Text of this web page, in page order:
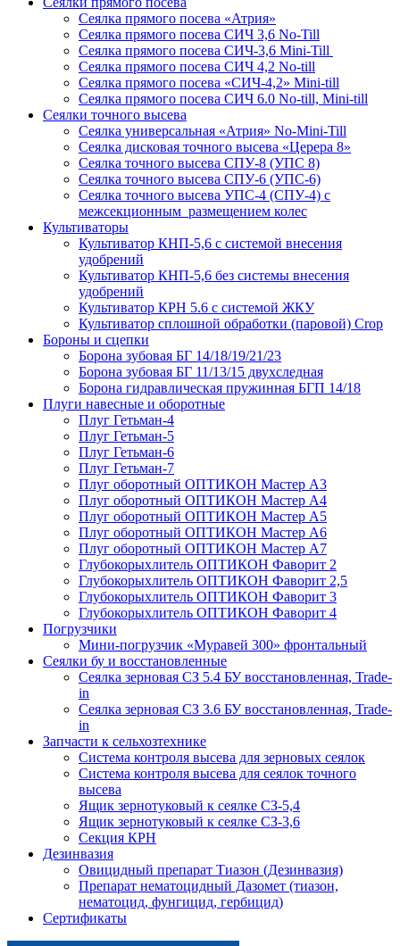
Сеялка прямого посева «Атрия»
Сеялка прямого посева СИЧ 3,6 No-Till
Сеялка прямого посева СИЧ-3,6 Mini-Till
Сеялка прямого посева СИЧ 4,2 No-till
Сеялка прямого посева «СИЧ-4,2» Mini-till
Сеялка прямого посева СИЧ 6.0 No-till, Mini-till
Сеялки точного высева
Сеялка универсальная «Атрия» No-Mini-Till
Сеялка дисковая точного высева «Церера 8»
Сеялка точного высева СПУ-8 (УПС 8)
Сеялка точного высева СПУ-6 (УПС-6)
Сеялка точного высева УПС-4 (СПУ-4) с
межсекционным размещением колес
Культиваторы
Культиватор КНП-5,6 с системой внесения
удобрений
Культиватор КНП-5,6 без системы внесения
удобрений
Культиватор КРН 5.6 с системой ЖКУ
Культиватор сплошной обработки (паровой) Crop
Бороны и сцепки
Борона зубовая БГ 14/18/19/21/23
Борона зубовая БГ 11/13/15 двухследная
Борона гидравлическая пружинная БГП 14/18
Плуги навесные и оборотные
Плуг Гетьман-4
Плуг Гетьман-5
Плуг Гетьман-6
Плуг Гетьман-7
Плуг оборотный ОПТИКОН Мастер А3
Плуг оборотный ОПТИКОН Мастер А4
Плуг оборотный ОПТИКОН Мастер А5
Плуг оборотный ОПТИКОН Мастер А6
Плуг оборотный ОПТИКОН Мастер А7
Глубокорыхлитель ОПТИКОН Фаворит 2
Глубокорыхлитель ОПТИКОН Фаворит 2,5
Глубокорыхлитель ОПТИКОН Фаворит 3
Глубокорыхлитель ОПТИКОН Фаворит 4
Погрузчики
Мини-погрузчик «Муравей 300» фронтальный
Сеялки бу и восстановленные
Сеялка зерновая СЗ 5.4 БУ восстановленная, Trade-
in
Сеялка зерновая СЗ 3.6 БУ восстановленная, Trade-
in
Запчасти к сельхозтехнике
Система контроля высева для зерновых сеялок
Система контроля высева для сеялок точного
высева
Ящик зернотуковый к сеялке СЗ-5,4
Ящик зернотуковый к сеялке СЗ-3,6
Секция КРН
Дезинвазия
Овицидный препарат Тиазон (Дезинвазия)
Препарат нематоцидный Дазомет (тиазон,
нематоцид, фунгицид, гербицид)
Сертификаты